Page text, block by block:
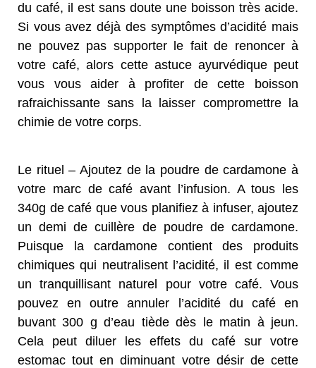
du café, il est sans doute une boisson très acide.
Si vous avez déjà des symptômes d’acidité mais
ne pouvez pas supporter le fait de renoncer à
votre café, alors cette astuce ayurvédique peut
vous vous aider à profiter de cette boisson
rafraichissante sans la laisser compromettre la
chimie de votre corps.
Le rituel – Ajoutez de la poudre de cardamone à
votre marc de café avant l’infusion. A tous les
340g de café que vous planifiez à infuser, ajoutez
un demi de cuillère de poudre de cardamone.
Puisque la cardamone contient des produits
chimiques qui neutralisent l’acidité, il est comme
un tranquillisant naturel pour votre café. Vous
pouvez en outre annuler l’acidité du café en
buvant 300 g d’eau tiède dès le matin à jeun.
Cela peut diluer les effets du café sur votre
estomac tout en diminuant votre désir de cette